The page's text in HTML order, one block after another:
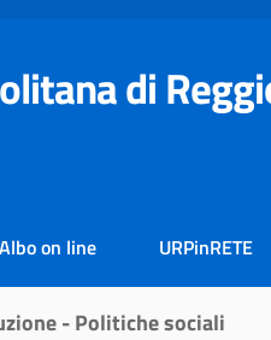
di
Albo on line URPinRETE
- Politiche sociali